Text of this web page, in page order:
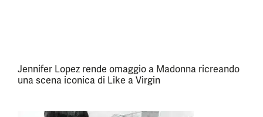
Jennifer Lopez rende omaggio a Madonna ricreando
una scena iconica di Like a Virgin